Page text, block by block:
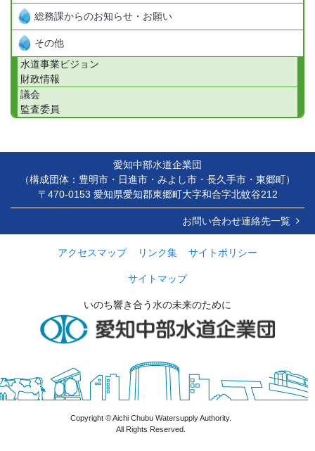
総務課からのお知らせ・お願い
その他
水道事業ビジョン
財政情報
議会
監査委員
愛知中部水道企業団
（構成団体：豊明市・日進市・みよし市・長久手市・東郷町）
〒470-0153 愛知県愛知郡東郷町大字和合字北蚊谷212
お問い合わせ連絡先一覧
アクセスマップ リンク集 サイトポリシー
サイトマップ
いのち響き合う水の未来のために
Copyright © Aichi Chubu Watersupply Authority.
All Rights Reserved.